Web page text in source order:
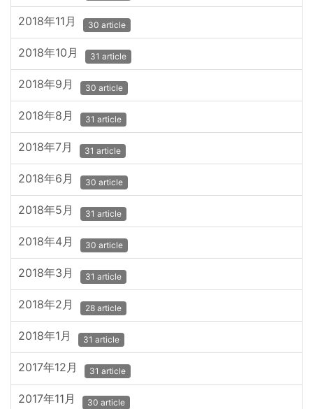
2018年11月 30 article
2018年10月 31 article
2018年9月 30 article
2018年8月 31 article
2018年7月 31 article
2018年6月 30 article
2018年5月 31 article
2018年4月 30 article
2018年3月 31 article
2018年2月 28 article
2018年1月 31 article
2017年12月 31 article
2017年11月 30 article